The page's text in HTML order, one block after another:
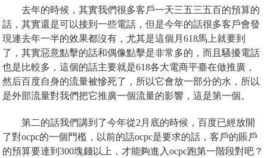
去年的時候，其實我們很多客戶一天三五三五百的預算的
話，其實還是可以接到一些電話，但是今年的話很多客戶會發
現連去年一半的效果都沒有，尤其是這個月618馬上就要到
了，其實惡意點擊的話和偶像點擊是非常多的，而且騷擾電話
也是比較多，這個的話主要就是618各大電商平臺在做推廣，
然后百度自身的流量被慘死了，所以它會放一部分的水，所以
是外部流量對我們把它推廣一個流量的影響，這是第一個。
第二的話我們講到了今年從2月底的時候，百度已經放開
了對ocpc的一個門檻，以前的話ocpc是要求的話，客戶的賬戶
的預算要達到300塊錢以上，才能夠進入ocpc跑第一階段對吧？